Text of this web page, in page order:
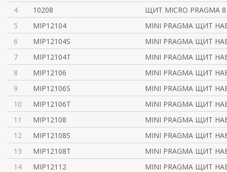
4
10208
ЩИТ MICRO
5
MIP12104
MINI PRAGMA ЩИТ
6
MIP12104S
MINI PRAGMA ЩИТ
7
MIP12104T
MINI PRAGMA ЩИТ
8
MIP12106
MINI PRAGMA ЩИТ
9
MIP12106S
MINI PRAGMA ЩИТ
10
MIP12106T
MINI PRAGMA ЩИТ
11
MIP12108
MINI PRAGMA ЩИТ
12
MIP12108S
MINI PRAGMA ЩИТ
13
MIP12108T
MINI PRAGMA ЩИТ
14
MIP12112
MINI PRAGMA ЩИТ